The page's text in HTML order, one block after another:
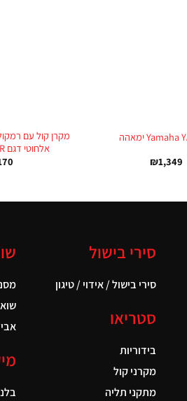
₪1,349
מקרן קול עם
אלחוטי דגם S95TR אל גי LG
סירי בישול
סירי בישול / אידוי / טיגון
סטריאו
בידוריות
מקרני קול
מתקני תליה